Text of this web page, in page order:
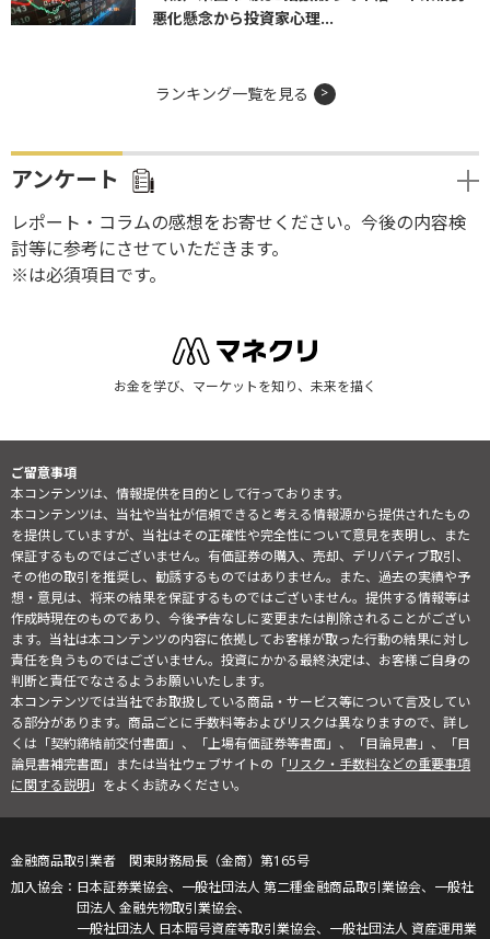
悪化懸念から投資家心理...
ランキング一覧を見る
アンケート
レポート・コラムの感想をお寄せください。今後の内容検
討等に参考にさせていただきます。
※は必須項目です。
お金を学び、マーケットを知り、未来を描く
ご留意事項
本コンテンツは、情報提供を目的として行っております。
本コンテンツは、当社や当社が信頼できると考える情報源から提供されたもの
を提供していますが、当社はその正確性や完全性について意見を表明し、また
保証するものではございません。有価証券の購入、売却、デリバティブ取引、
その他の取引を推奨し、勧誘するものではありません。また、過去の実績や予
想・意見は、将来の結果を保証するものではございません。提供する情報等は
作成時現在のものであり、今後予告なしに変更または削除されることがござい
ます。当社は本コンテンツの内容に依拠してお客様が取った行動の結果に対し
責任を負うものではございません。投資にかかる最終決定は、お客様ご自身の
判断と責任でなさるようお願いいたします。
本コンテンツでは当社でお取扱している商品・サービス等について言及してい
る部分があります。商品ごとに手数料等およびリスクは異なりますので、詳し
くは「契約締結前交付書面」、「上場有価証券等書面」、「目論見書」、「目
論見書補完書面」または当社ウェブサイトの「リスク・手数料などの重要事項
に関する説明」をよくお読みください。
金融商品取引業者 関東財務局長（金商）第165号
日本証券業協会、一般社団法人 第二種金融商品取引業協会、一般社
団法人 金融先物取引業協会、
一般社団法人 日本暗号資産等取引業協会、一般社団法人 資産運用業